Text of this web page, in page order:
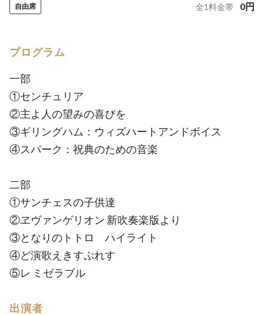
自由席 全1料金帯 0円
プログラム
一部
①センチュリア
②主よ人の望みの喜びを
③ギリングハム：ウィズハートアンドボイス
④スパーク：祝典のための音楽
二部
①サンチェスの子供達
②ヱヴァンゲリオン 新吹奏楽版より
③となりのトトロ ハイライト
④ど演歌えきすぷれす
⑤レ ミゼラブル
出演者